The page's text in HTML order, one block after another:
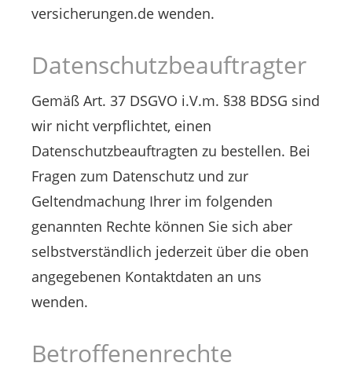
versicherungen.de wenden.
Datenschutzbeauftragter
Gemäß Art. 37 DSGVO i.V.m. §38 BDSG sind
wir nicht verpflichtet, einen
Datenschutzbeauftragten zu bestellen. Bei
Fragen zum Datenschutz und zur
Geltendmachung Ihrer im folgenden
genannten Rechte können Sie sich aber
selbstverständlich jederzeit über die oben
angegebenen Kontaktdaten an uns
wenden.
Betroffenenrechte